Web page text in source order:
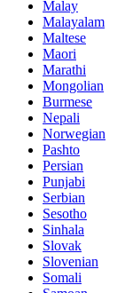
Malay
Malayalam
Maltese
Maori
Marathi
Mongolian
Burmese
Nepali
Norwegian
Pashto
Persian
Punjabi
Serbian
Sesotho
Sinhala
Slovak
Slovenian
Somali